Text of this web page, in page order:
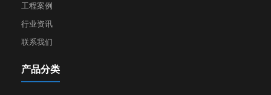
工程案例
行业资讯
联系我们
产品分类